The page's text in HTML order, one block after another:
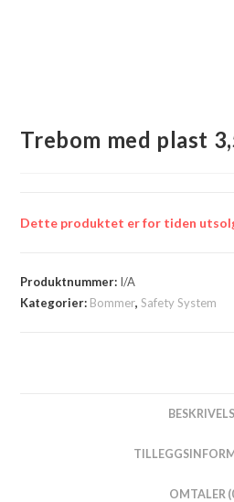
Trebom med plast
Dette produktet er for tiden
Produktnummer: I/A
Kategorier: Bommer,Safety System
OMTALER